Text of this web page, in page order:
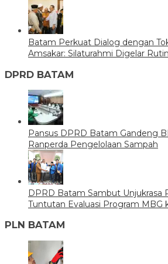
Batam Perkuat Dialog dengan
Amsakar: Silaturahmi Digelar
DPRD BATAM
Pansus DPRD Batam Gandeng
Ranperda Pengelolaan Sampah
DPRD Batam Sambut Unjukrasa
Tuntutan Evaluasi Program MBG
PLN BATAM